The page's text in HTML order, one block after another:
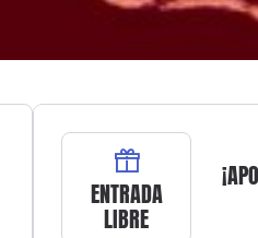
ENTRADA
LIBRE